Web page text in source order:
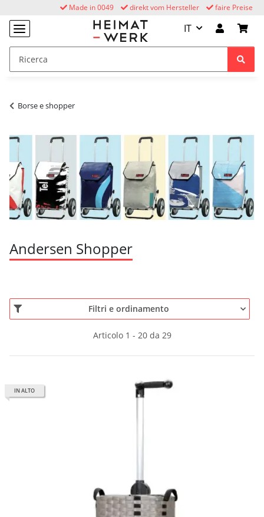
faire Preise
direkt vom Hersteller
Made in 0049
IT
Borse e shopper
Andersen Shopper
Filtri e ordinamento
Articolo 1 - 20 da 29
IN ALTO